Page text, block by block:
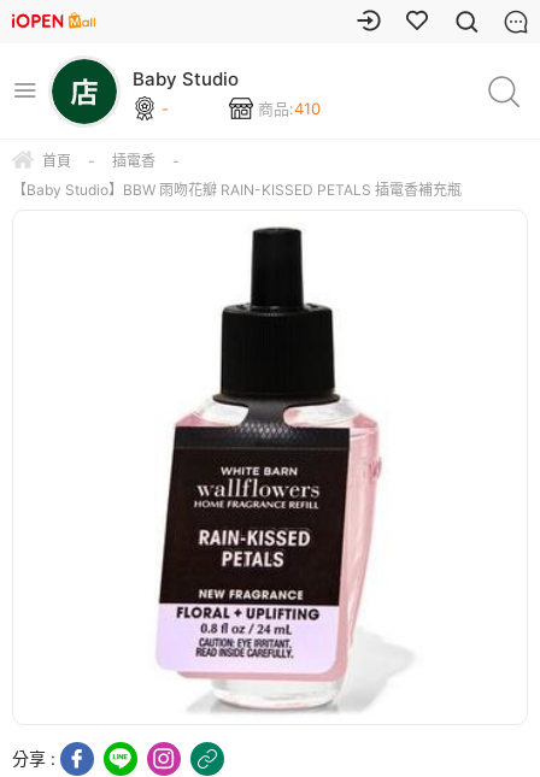
Baby Studio
- 商品:410
首頁 - 插電香
-
【Baby Studio】BBW 雨吻花瓣 RAIN-KISSED PETALS 插電香補充瓶
分享 :